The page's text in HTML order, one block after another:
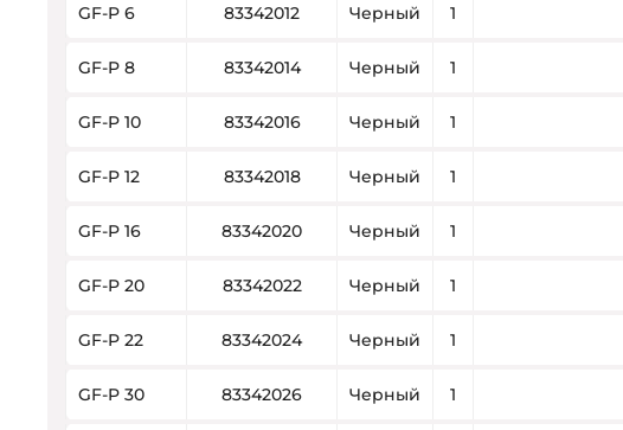
GF-P 6 83342012 Черный 1
GF-P 8 83342014 Черный 1
GF-P 10 83342016 Черный 1
GF-P 12 83342018 Черный 1
GF-P 16 83342020 Черный 1
GF-P 20 83342022 Черный 1
GF-P 22 83342024 Черный 1
GF-P 30 83342026 Черный 1